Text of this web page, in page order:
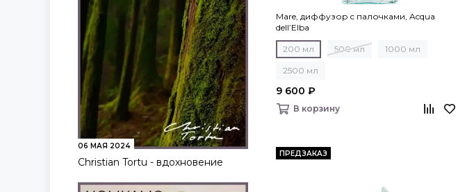
06 МАЯ 2024
Christian Tortu - вдохновение
Mare, диффузор c палочками, Acqua
dell’Elba
200 мл 500 мл 1000 мл
2500 мл
9 600 ₽
В корзину
ПРЕДЗАКАЗ